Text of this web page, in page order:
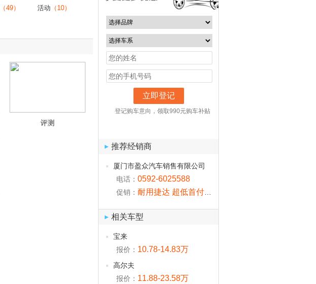
（49） 活动 （10）
评测
立即登记
登记购车意向，领取990元购车补贴
▶ 推荐经销商
厦门市盈众汽车销售有限公司
电话： 0592-6025588
促销： 耐用捷达 超低首付仅1.8万元起
▶ 相关车型
宝来
报价： 10.78-14.83万
高尔夫
报价： 11.88-23.58万